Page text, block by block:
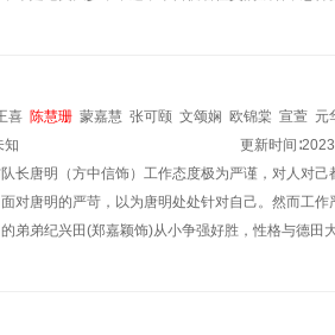
喜 陈慧珊 蒙嘉慧 张可颐 文颂娴 欧锦棠 宣萱 元
知 更新时间∶
长唐明（方中信饰）工作态度极为严谨，对人对
对唐明的严苛，以为唐明处处针对自己。然而工
弟弟纪兴田(郑嘉颖饰)从小争强好胜，性格与德